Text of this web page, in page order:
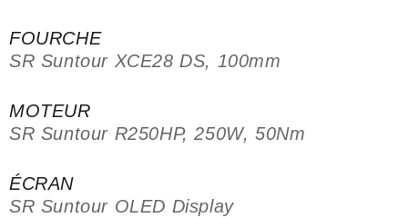
FOURCHE
SR Suntour XCE28 DS, 100mm
MOTEUR
SR Suntour R250HP, 250W, 50Nm
ÉCRAN
SR Suntour OLED Display